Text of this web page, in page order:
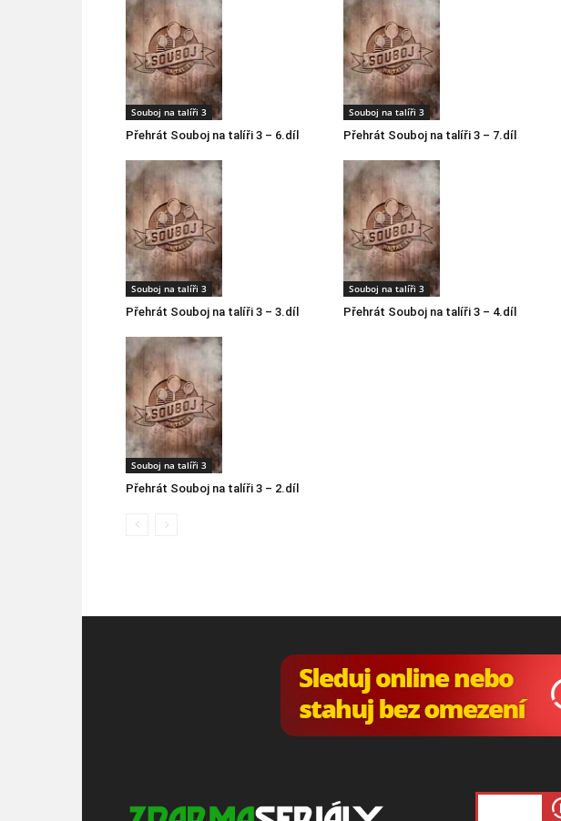
Souboj na talíři 3
Přehrát Souboj na talíři 3 – 6.díl
Souboj na talíři 3
Přehrát Souboj na talíři 3 – 7.díl
Souboj na talíři 3
Přehrát Souboj na talíři 3 – 3.díl
Souboj na talíři 3
Přehrát Souboj na talíři 3 – 4.díl
Souboj na talíři 3
Přehrát Souboj na talíři 3 – 2.díl